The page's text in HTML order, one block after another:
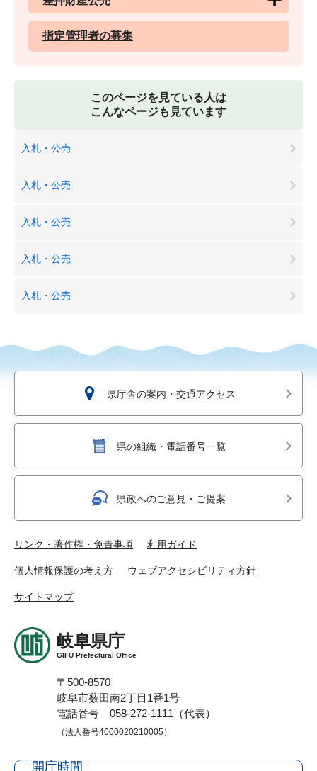
指定管理者の募集
このページを見ている人は
こんなページも見ています
入札・公売
入札・公売
入札・公売
入札・公売
入札・公売
県庁舎の案内・交通アクセス
県の組織・電話番号一覧
県政へのご意見・ご提案
リンク・著作権・免責事項 利用ガイド
個人情報保護の考え方 ウェブアクセシビリティ方針
サイトマップ
岐阜県庁
GIFU Prefectural Office
〒500-8570
岐阜市薮田南2丁目1番1号
電話番号 058-272-1111（代表）
（法人番号4000020210005）
開庁時間